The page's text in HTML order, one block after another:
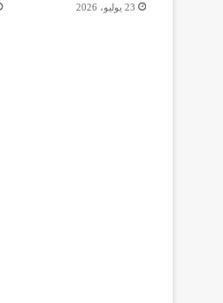
23 يوليو، 2026